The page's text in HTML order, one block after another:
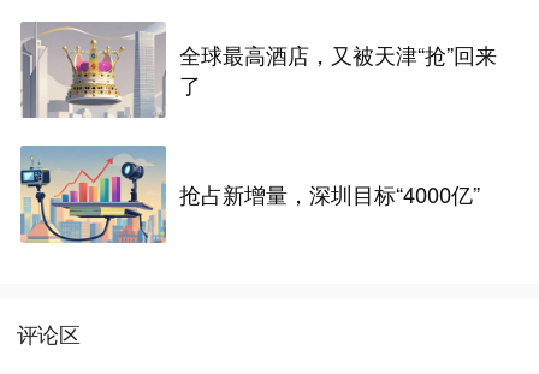
全球最高酒店，又被天津“抢”回来
了
抢占新增量，深圳目标“4000亿”
评论区